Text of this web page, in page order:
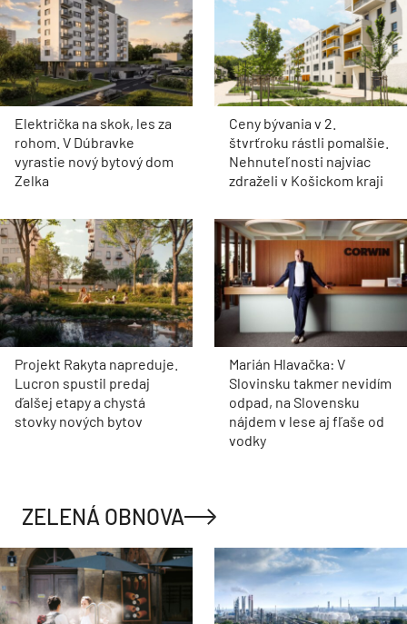
Električka na skok, les za
rohom. V Dúbravke
vyrastie nový bytový dom
Zelka
Ceny bývania v 2.
štvrťroku rástli pomalšie.
Nehnuteľnosti najviac
zdraželi v Košickom kraji
Projekt Rakyta napreduje.
Lucron spustil predaj
ďalšej etapy a chystá
stovky nových bytov
Marián Hlavačka: V
Slovinsku takmer nevidím
odpad, na Slovensku
nájdem v lese aj fľaše od
vodky
ZELENÁ OBNOVA